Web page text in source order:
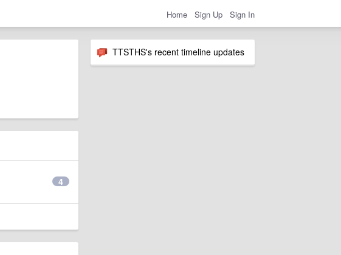
Home Sign Up Sign In
TTSTHS's recent timeline updates
4